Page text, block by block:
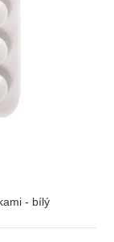
- bílý